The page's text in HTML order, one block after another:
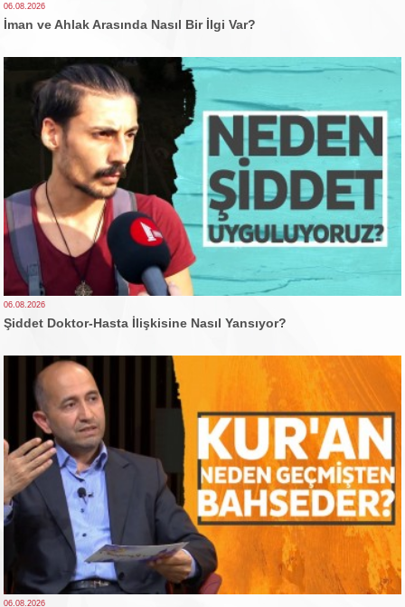
06.08.2026
İman ve Ahlak Arasında Nasıl Bir İlgi Var?
06.08.2026
Şiddet Doktor-Hasta İlişkisine Nasıl Yansıyor?
06.08.2026